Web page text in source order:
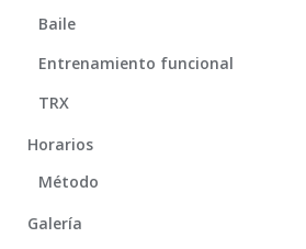
Baile
Entrenamiento funcional
TRX
Horarios
Método
Galería